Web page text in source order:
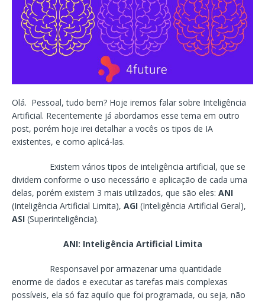
Olá. Pessoal, tudo bem? Hoje iremos falar sobre Inteligência
Artificial. Recentemente já abordamos esse tema em outro
post, porém hoje irei detalhar a vocês os tipos de IA
existentes, e como aplicá-las.
Existem vários tipos de inteligência artificial, que se
dividem conforme o uso necessário e aplicação de cada uma
delas, porém existem 3 mais utilizados, que são eles: ANI
(Inteligência Artificial Limita), AGI (Inteligência Artificial Geral),
ASI (Superinteligência).
ANI: Inteligência Artificial Limita
Responsavel por armazenar uma quantidade
enorme de dados e executar as tarefas mais complexas
possíveis, ela só faz aquilo que foi programada, ou seja, não